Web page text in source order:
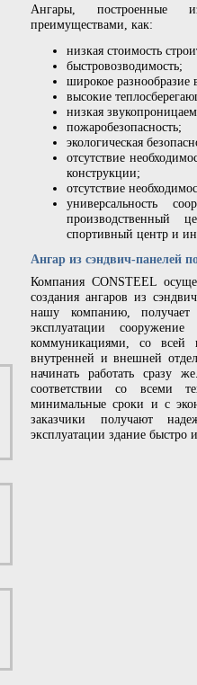
Ангары, построенные
преимуществами, как:
низкая стоимость
быстровозводимость;
широкое разнообразие
высокие
низкая
пожаробезопасность;
экологическая
отсутствие
конструкции;
отсутствие
универсальность
производственный
спортивный центр и
Ангар из сэндвич-панелей
Компания CONSTEEL
создания ангаров из
нашу компанию,
эксплуатации
коммуникациями, со всей
внутренней и внешней
начинать работать сразу
соответствии со всеми
минимальные сроки и с
заказчики получают
эксплуатации здание быстро